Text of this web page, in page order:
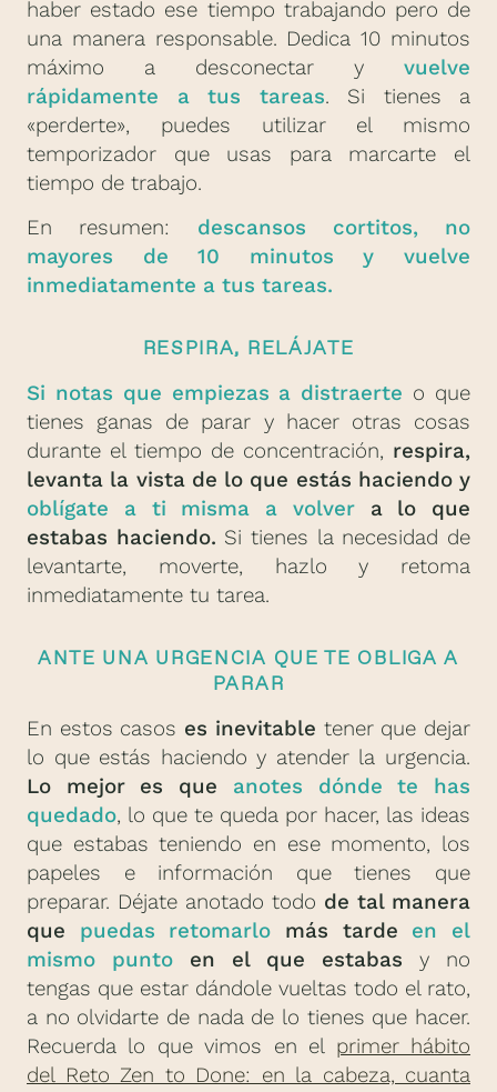
haber estado ese tiempo trabajando pero de
una manera responsable. Dedica 10 minutos
máximo a desconectar y vuelve
rápidamente a tus tareas. Si tienes a
«perderte», puedes utilizar el mismo
temporizador que usas para marcarte el
tiempo de trabajo.
En resumen: descansos cortitos, no
mayores de 10 minutos y vuelve
inmediatamente a tus tareas.
RESPIRA, RELÁJATE
Si notas que empiezas a distraerte o que
tienes ganas de parar y hacer otras cosas
durante el tiempo de concentración, respira,
levanta la vista de lo que estás haciendo y
oblígate a ti misma a volvera lo que
estabas haciendo. Si tienes la necesidad de
levantarte, moverte, hazlo y retoma
inmediatamente tu tarea.
ANTE UNA URGENCIA QUE TE OBLIGA A
PARAR
En estos casos es inevitable tener que dejar
lo que estás haciendo y atender la urgencia.
Lo mejor es que
anotes dónde te has
quedado, lo que te queda por hacer, las ideas
que estabas teniendo en ese momento, los
papeles e información que tienes que
preparar. Déjate anotado todo de tal manera
que puedas retomarlo más tarde en el
mismo punto en el que estabas y no
tengas que estar dándole vueltas todo el rato,
a no olvidarte de nada de lo tienes que hacer.
Recuerda lo que vimos en el primer hábito
del Reto Zen to Done: en la cabeza, cuanta